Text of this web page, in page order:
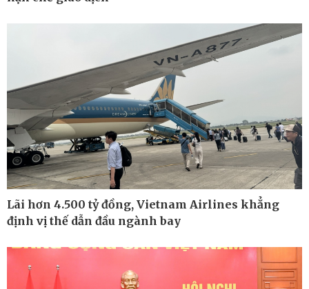
Thế giới
Quan sát
Cuộc sống đó đây
Hồ sơ
Multimedia
Ảnh
Video
E-Magazine
Infographic
Lãi hơn 4.500 tỷ đồng, Vietnam Airlines khẳng
định vị thế dẫn đầu ngành bay